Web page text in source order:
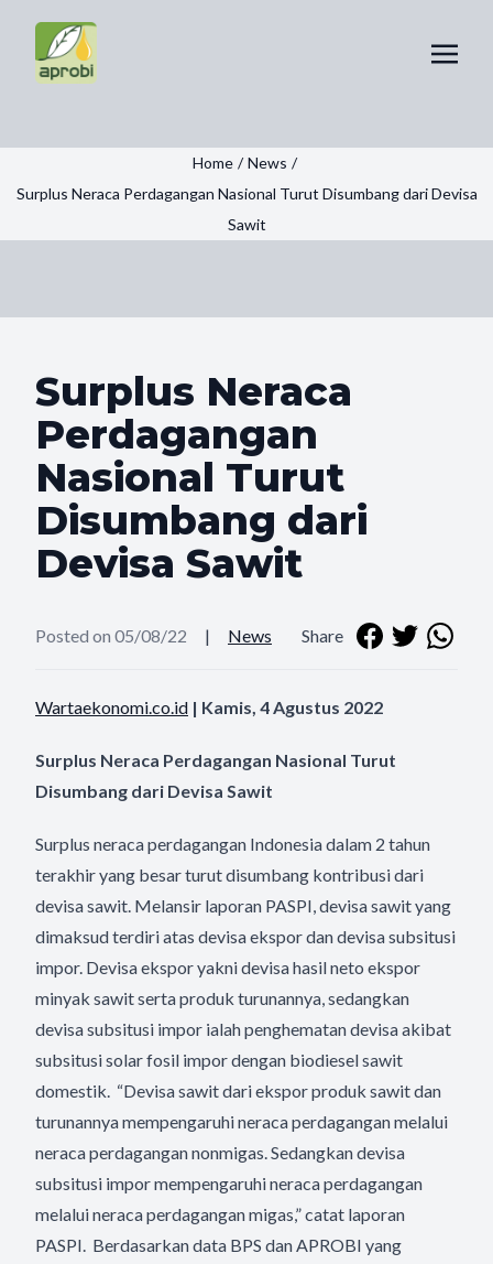
Home / News /
Surplus Neraca Perdagangan Nasional Turut Disumbang dari Devisa
Sawit
Surplus Neraca
Perdagangan
Nasional Turut
Disumbang dari
Devisa Sawit
Posted on 05/08/22 | News Share
Wartaekonomi.co.id | Kamis, 4 Agustus 2022
Surplus Neraca Perdagangan Nasional Turut
Disumbang dari Devisa Sawit
Surplus neraca perdagangan Indonesia dalam 2 tahun
terakhir yang besar turut disumbang kontribusi dari
devisa sawit. Melansir laporan PASPI, devisa sawit yang
dimaksud terdiri atas devisa ekspor dan devisa subsitusi
impor. Devisa ekspor yakni devisa hasil neto ekspor
minyak sawit serta produk turunannya, sedangkan
devisa subsitusi impor ialah penghematan devisa akibat
subsitusi solar fosil impor dengan biodiesel sawit
domestik. “Devisa sawit dari ekspor produk sawit dan
turunannya mempengaruhi neraca perdagangan melalui
neraca perdagangan nonmigas. Sedangkan devisa
subsitusi impor mempengaruhi neraca perdagangan
melalui neraca perdagangan migas,” catat laporan
PASPI. Berdasarkan data BPS dan APROBI yang